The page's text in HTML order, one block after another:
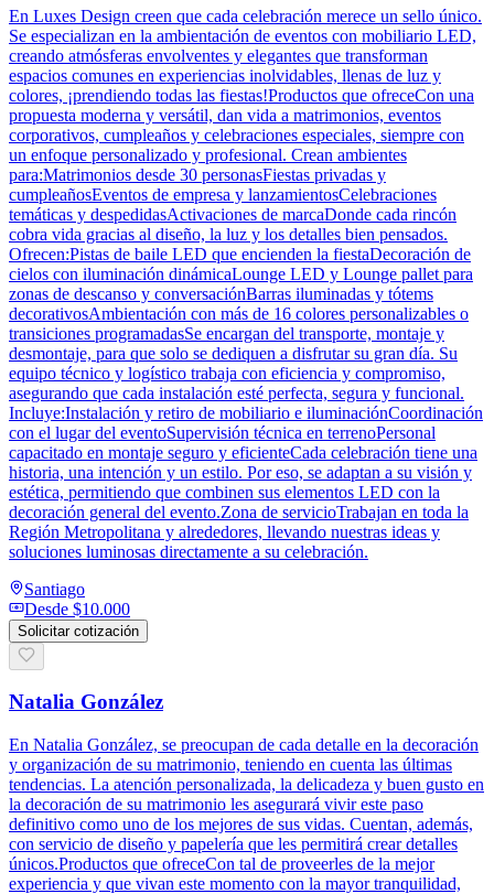
En Luxes Design creen que cada celebración merece un sello único.
Se especializan en la ambientación de eventos con mobiliario LED,
creando atmósferas envolventes y elegantes que transforman
espacios comunes en experiencias inolvidables, llenas de luz y
colores, ¡prendiendo todas las fiestas!Productos que ofreceCon una
propuesta moderna y versátil, dan vida a matrimonios, eventos
corporativos, cumpleaños y celebraciones especiales, siempre con
un enfoque personalizado y profesional. Crean ambientes
para:Matrimonios desde 30 personasFiestas privadas y
cumpleañosEventos de empresa y lanzamientosCelebraciones
temáticas y despedidasActivaciones de marcaDonde cada rincón
cobra vida gracias al diseño, la luz y los detalles bien pensados.
Ofrecen:Pistas de baile LED que encienden la fiestaDecoración de
cielos con iluminación dinámicaLounge LED y Lounge pallet para
zonas de descanso y conversaciónBarras iluminadas y tótems
decorativosAmbientación con más de 16 colores personalizables o
transiciones programadasSe encargan del transporte, montaje y
desmontaje, para que solo se dediquen a disfrutar su gran día. Su
equipo técnico y logístico trabaja con eficiencia y compromiso,
asegurando que cada instalación esté perfecta, segura y funcional.
Incluye:Instalación y retiro de mobiliario e iluminaciónCoordinación
con el lugar del eventoSupervisión técnica en terrenoPersonal
capacitado en montaje seguro y eficienteCada celebración tiene una
historia, una intención y un estilo. Por eso, se adaptan a su visión y
estética, permitiendo que combinen sus elementos LED con la
decoración general del evento.Zona de servicioTrabajan en toda la
Región Metropolitana y alrededores, llevando nuestras ideas y
soluciones luminosas directamente a su celebración.
Santiago
Desde $10.000
Solicitar cotización
Natalia González
En Natalia González, se preocupan de cada detalle en la decoración
y organización de su matrimonio, teniendo en cuenta las últimas
tendencias. La atención personalizada, la delicadeza y buen gusto en
la decoración de su matrimonio les asegurará vivir este paso
definitivo como uno de los mejores de sus vidas. Cuentan, además,
con servicio de diseño y papelería que les permitirá crear detalles
únicos.Productos que ofreceCon tal de proveerles de la mejor
experiencia y que vivan este momento con la mayor tranquilidad,